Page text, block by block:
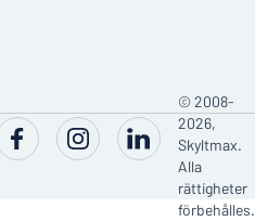
© 2008-
2026,
Skyltmax.
Alla
rättigheter
förbehålles.